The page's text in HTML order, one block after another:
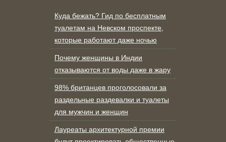
Куда бежать? Гид по бесплатным
туалетам на Невском проспекте,
которые работают даже ночью
Почему женщины в Индии
отказываются от воды даже в жару
98% британцев проголосовали за
раздельные раздевалки и туалеты
для мужчин и женщин
Лауреаты архитектурной премии